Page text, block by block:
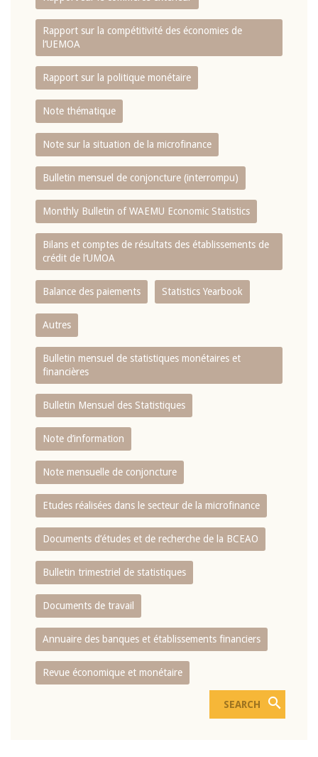
Rapport sur la compétitivité des économies de
l‘UEMOA
Rapport sur la politique monétaire
Note thématique
Note sur la situation de la microfinance
Bulletin mensuel de conjoncture (interrompu)
Monthly Bulletin of WAEMU Economic Statistics
Bilans et comptes de résultats des établissements de
crédit de l‘UMOA
Balance des paiements Statistics Yearbook
Autres
Bulletin mensuel de statistiques monétaires et
financières
Bulletin Mensuel des Statistiques
Note d’information
Note mensuelle de conjoncture
Etudes réalisées dans le secteur de la microfinance
Documents d’études et de recherche de la BCEAO
Bulletin trimestriel de statistiques
Documents de travail
Annuaire des banques et établissements financiers
Revue économique et monétaire